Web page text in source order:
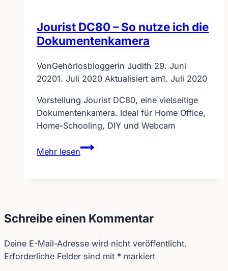
Jourist DC80 – So nutze ich die
Dokumentenkamera
VonGehörlosbloggerin Judith 29. Juni
20201. Juli 2020 Aktualisiert am1. Juli 2020
Vorstellung Jourist DC80, eine vielseitige
Dokumentenkamera. Ideal für Home Office,
Home-Schooling, DIY und Webcam
Mehr lesen
Jourist
DC80
die
Schreibe einen Kommentar
Deine E-Mail-Adresse wird nicht veröffentlicht.
Erforderliche Felder sind mit * markiert